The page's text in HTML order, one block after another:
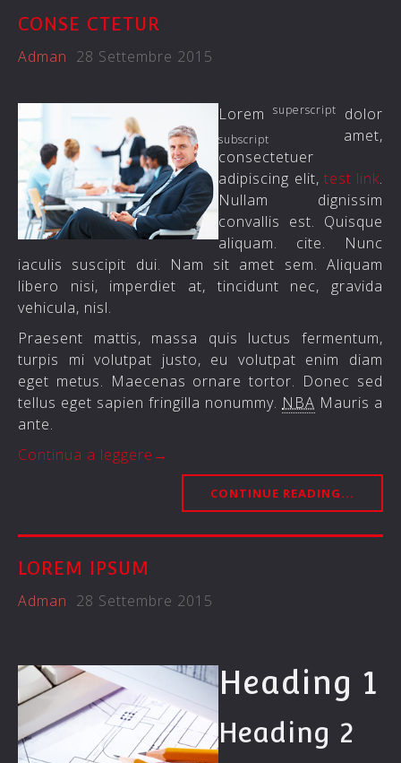
CONSE CTETUR
Adman 28 Settembre 2015
Loremsuperscript dolor
subscript
amet,
consectetuer
adipiscing elit, test link.
Nullam dignissim
convallis est. Quisque
aliquam. cite. Nunc
iaculis suscipit dui. Nam sit amet sem. Aliquam
libero nisi, imperdiet at, tincidunt nec, gravida
vehicula, nisl.
Praesent mattis, massa quis luctus fermentum,
turpis mi volutpat justo, eu volutpat enim diam
eget metus. Maecenas ornare tortor. Donec sed
tellus eget sapien fringilla nonummy. NBA Mauris a
ante.
Continua a leggere →
CONTINUE READING...
LOREM IPSUM
Adman 28 Settembre 2015
Heading 1
Heading 2